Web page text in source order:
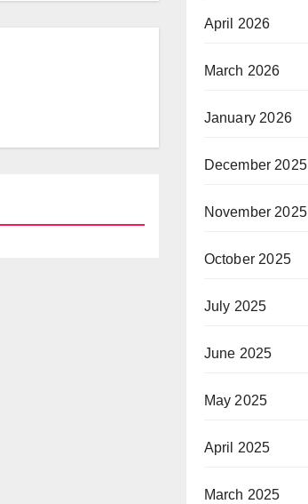
April 2026
March 2026
January 2026
December 2025
November 2025
October 2025
July 2025
June 2025
May 2025
April 2025
March 2025